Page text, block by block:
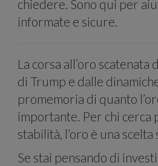
chiedere. Sono qui per
informate e sicure.
La corsa all’oro scatenata
di Trump e dalle
promemoria di quanto
importante. Per chi cerca
stabilità, l’oro è una
Se stai pensando di